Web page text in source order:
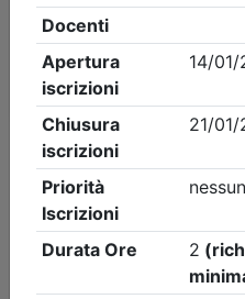
Dettagli evento
A pagamento